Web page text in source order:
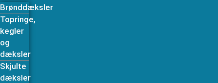
Brønddæksler
Topringe,
kegler
og
dæksler
Skjulte
dæksler